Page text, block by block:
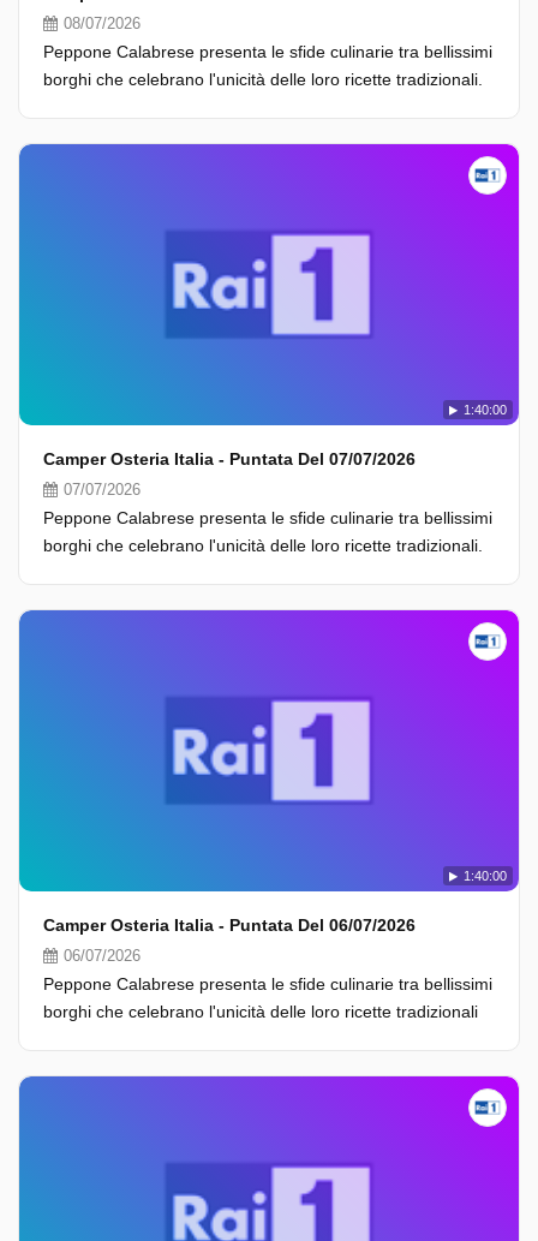
08/07/2026
Peppone Calabrese presenta le sfide culinarie tra bellissimi
borghi che celebrano l'unicità delle loro ricette tradizionali.
1:40:00
Camper Osteria Italia - Puntata Del 07/07/2026
07/07/2026
Peppone Calabrese presenta le sfide culinarie tra bellissimi
borghi che celebrano l'unicità delle loro ricette tradizionali.
1:40:00
Camper Osteria Italia - Puntata Del 06/07/2026
06/07/2026
Peppone Calabrese presenta le sfide culinarie tra bellissimi
borghi che celebrano l'unicità delle loro ricette tradizionali